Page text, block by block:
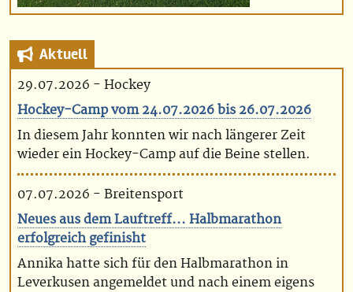
Aktuell
29.07.2026 - Hockey
Hockey-Camp vom 24.07.2026 bis 26.07.2026
In diesem Jahr konnten wir nach längerer Zeit
wieder ein Hockey-Camp auf die Beine stellen.
07.07.2026 - Breitensport
Neues aus dem Lauftreff... Halbmarathon
erfolgreich gefinisht
Annika hatte sich für den Halbmarathon in
Leverkusen angemeldet und nach einem eigens